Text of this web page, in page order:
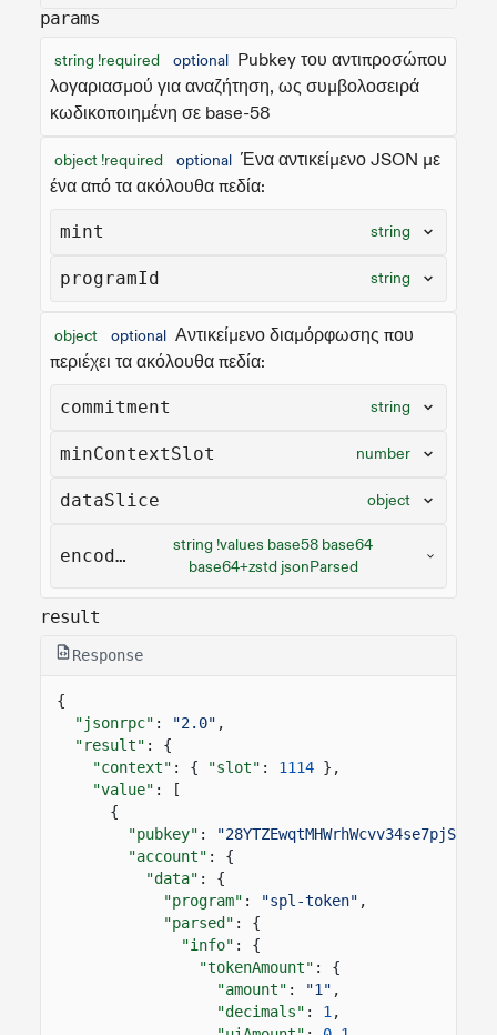
params
string !required optional Pubkey του αντιπροσώπου
λογαριασμού για αναζήτηση, ως συμβολοσειρά
κωδικοποιημένη σε base-58
object !required optional Ένα αντικείμενο JSON με
ένα από τα ακόλουθα πεδία:
mint string
programId string
object optional Αντικείμενο διαμόρφωσης που
περιέχει τα ακόλουθα πεδία:
commitment string
minContextSlot number
dataSlice object
encoding
string !values base58 base64
base64+zstd jsonParsed
result
Response
{
"jsonrpc" : "2.0" ,
"result" : {
"context" : { "slot" : 1114 },
"value" : [
{
"pubkey" :
"account" : {
"data" : {
"program" : "spl-token" ,
"parsed" : {
"info" : {
"tokenAmount" : {
"amount" : "1" ,
"decimals" : 1 ,